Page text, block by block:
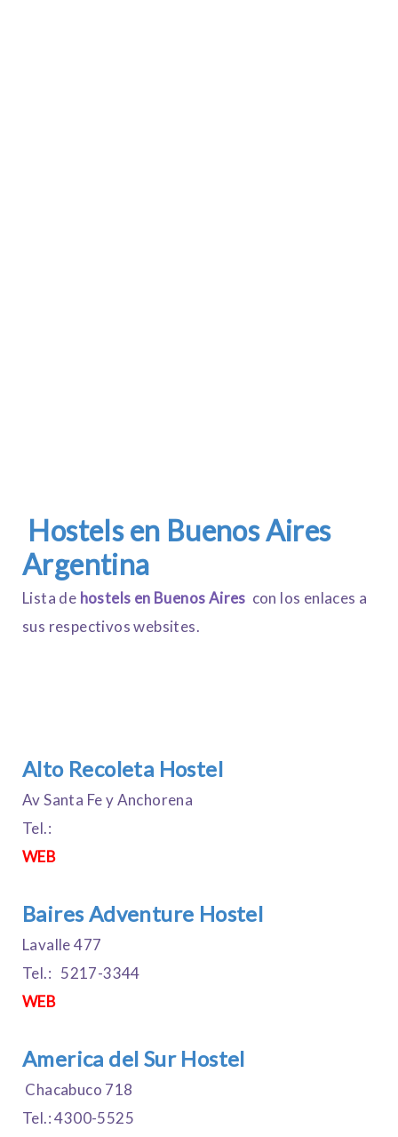
Hostels en Buenos Aires
Argentina
Lista de hostels en Buenos Aires con los enlaces a
sus respectivos websites.
Alto Recoleta Hostel
Av Santa Fe y Anchorena
Tel.:
WEB
Baires Adventure Hostel
Lavalle 477
Tel.: 5217-3344
WEB
America del Sur Hostel
Chacabuco 718
Tel.: 4300-5525